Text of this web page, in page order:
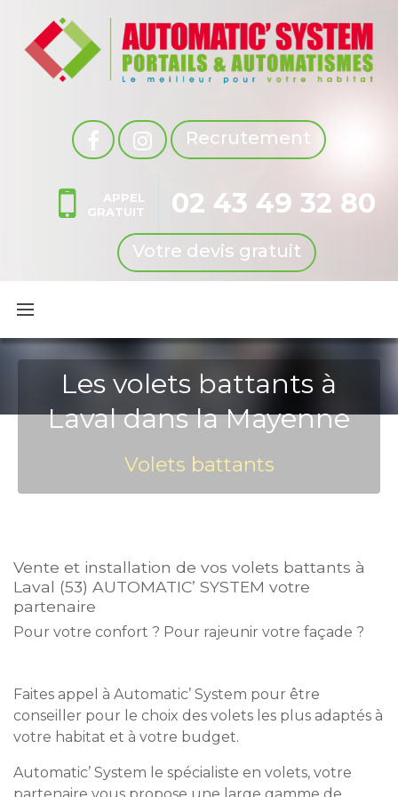
Recrutement
APPEL
GRATUIT
02 43 49 32 80
Votre devis gratuit
Les volets battants à
Laval dans la Mayenne
Volets battants
Vente et installation de vos volets battants à
Laval (53) AUTOMATIC’ SYSTEM votre
partenaire
Pour votre confort ? Pour rajeunir votre façade ?
Faites appel à Automatic’ System pour être
conseiller pour le choix des volets les plus adaptés à
votre habitat et à votre budget.
Automatic’ System le spécialiste en volets, votre